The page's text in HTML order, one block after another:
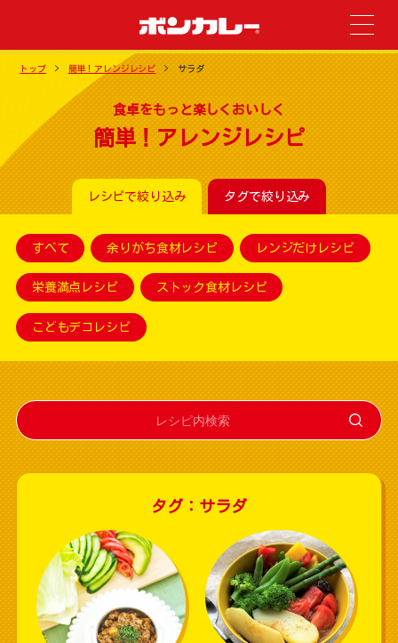
トップ 簡単！アレンジレシピ サラダ
食卓をもっと楽しくおいしく
簡単！アレンジレシピ
レシピで絞り込み タグで絞り込み
すべて 余りがち食材レシピ レンジだけレシピ
栄養満点レシピ ストック食材レシピ
こどもデコレシピ
タグ：サラダ